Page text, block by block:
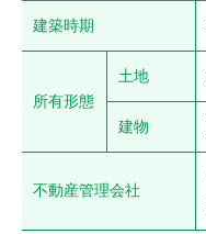
建築時期
所有形態
土地
建物
不動産管理会社